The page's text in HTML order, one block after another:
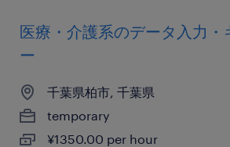
医療・介護系のデータ入力・
ー
千葉県柏市, 千葉県
temporary
¥1350.00 per hour